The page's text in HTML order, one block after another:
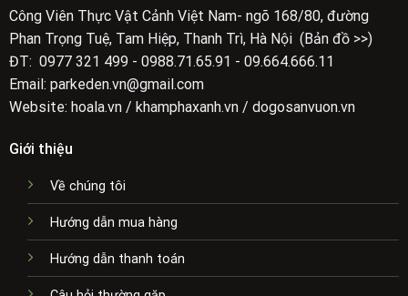
Công Viên Thực Vật Cảnh Việt Nam- ngõ 168/80, đường
Phan Trọng Tuệ, Tam Hiệp, Thanh Trì, Hà Nội (Bản đồ >>)
ĐT: 0977 321 499 - 0988.71.65.91 - 09.664.666.11
Email: parkeden.vn@gmail.com
Website: hoala.vn / khamphaxanh.vn / dogosanvuon.vn
Giới thiệu
Về chúng tôi
Hướng dẫn mua hàng
Hướng dẫn thanh toán